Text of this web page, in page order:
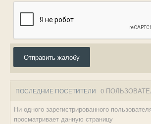
Отправить жалобу
ПОСЛЕДНИЕ ПОСЕТИТЕЛИ 0
Ни одного зарегистрированного
просматривает данную страницу